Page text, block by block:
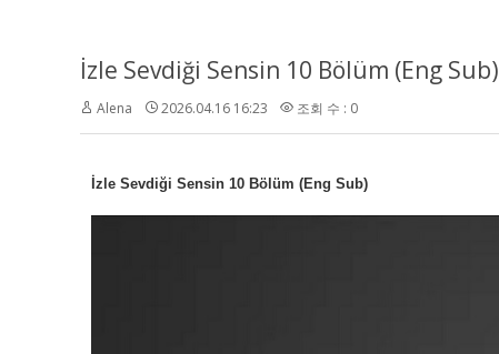
İzle Sevdiği Sensin 10 Bölüm (Eng Sub)
Alena 2026.04.16 16:23 조회 수 : 0
İzle Sevdiği Sensin 10 Bölüm (Eng Sub)